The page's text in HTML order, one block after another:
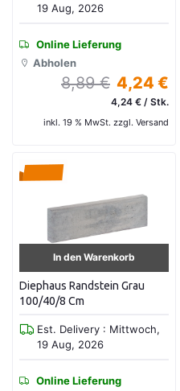
19 Aug, 2026
Online Lieferung
Abholen
8,89 € 4,24 €
4,24 € / Stk.
inkl. 19 % MwSt. zzgl. Versand
In den Warenkorb
Diephaus Randstein Grau
100/40/8 Cm
Est. Delivery : Mittwoch,
19 Aug, 2026
Online Lieferung